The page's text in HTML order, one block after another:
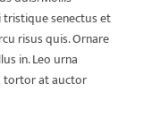
senectus et
risus quis. Ornare
in. Leo urna
tortor at auctor